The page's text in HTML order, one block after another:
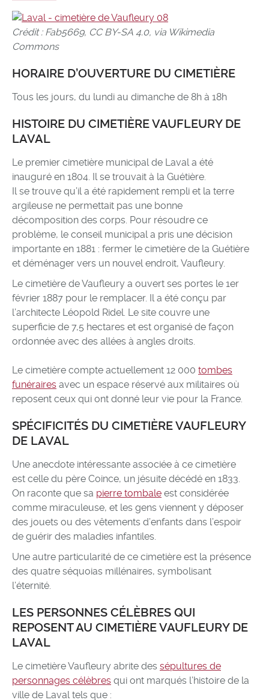
Crédit : Fab5669, CC BY-SA 4.0, via Wikimedia
Commons
HORAIRE D’OUVERTURE DU CIMETIÈRE
Tous les jours, du lundi au dimanche de 8h à 18h
HISTOIRE DU CIMETIÈRE VAUFLEURY DE
LAVAL
Le premier cimetière municipal de Laval a été
inauguré en 1804. Il se trouvait à la Guétière.
Il se trouve qu’il a été rapidement rempli et la terre
argileuse ne permettait pas une bonne
décomposition des corps. Pour résoudre ce
problème, le conseil municipal a pris une décision
importante en 1881 : fermer le cimetière de la Guétière
et déménager vers un nouvel endroit, Vaufleury.
Le cimetière de Vaufleury a ouvert ses portes le 1er
février 1887 pour le remplacer. Il a été conçu par
l’architecte Léopold Ridel. Le site couvre une
superficie de 7,5 hectares et est organisé de façon
ordonnée avec des allées à angles droits.
Le cimetière compte actuellement 12 000 tombes
funéraires avec un espace réservé aux militaires où
reposent ceux qui ont donné leur vie pour la France.
SPÉCIFICITÉS DU CIMETIÈRE VAUFLEURY
DE LAVAL
Une anecdote intéressante associée à ce cimetière
est celle du père Coince, un jésuite décédé en 1833.
On raconte que sa pierre tombale est considérée
comme miraculeuse, et les gens viennent y déposer
des jouets ou des vêtements d’enfants dans l’espoir
de guérir des maladies infantiles.
Une autre particularité de ce cimetière est la présence
des quatre séquoias millénaires, symbolisant
l’éternité.
LES PERSONNES CÉLÈBRES QUI
REPOSENT AU CIMETIÈRE VAUFLEURY DE
LAVAL
Le cimetière Vaufleury abrite des sépultures de
personnages célèbres qui ont marqués l’histoire de la
ville de Laval tels que :